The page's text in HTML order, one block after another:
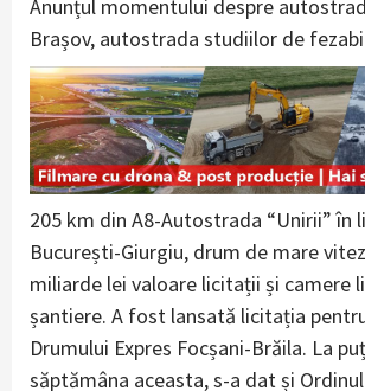
Anunțul momentului despre
Brașov, autostrada studiilor de
205 km din A8-Autostrada “Unirii” în
București-Giurgiu, drum de mare
miliarde lei valoare licitații și camere
șantiere. A fost lansată licitația
Drumului Expres Focșani-Brăila. La
săptămâna aceasta, s-a dat și